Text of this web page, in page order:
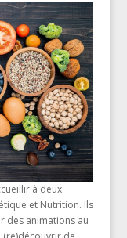
à deux
et Nutrition. Ils
des animations au